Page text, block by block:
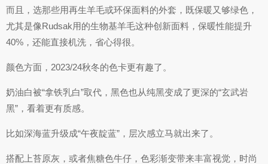
而且，选那些用再生羊毛或环保面料的外套，既保暖又够绿色，
尤其是像Rudsak用的生物基羊毛这种创新面料，保暖性能提升
40%，还能直接机洗，省心得很。
颜色方面，2023/24秋冬的色卡更有趣了。
奶油白被“拿铁乳白”取代，黑色也从纯黑变成了更深的“玄武岩
黑”，看着更有质感。
比如深海蓝升级成“午夜靛蓝”，层次感立马就出来了。
搭配上苔原灰，或者焦糖色牛仔，色彩渐变带来丰富视觉，时尚